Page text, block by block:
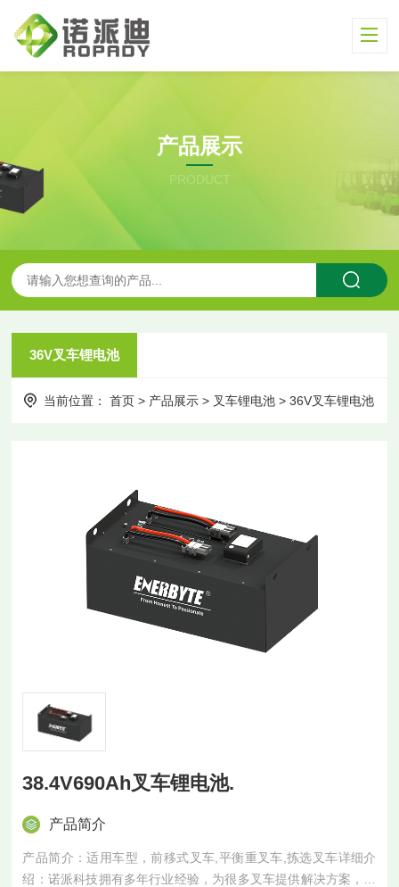
产品展示
PRODUCT
36V叉车锂电池
当前位置：首页 > 产品展示 > 叉车锂电池 >36V叉车锂电池
38.4V690Ah叉车锂电池.
产品简介
产品简介：适用车型，前移式叉车,平衡重叉车,拣选叉车详细介
绍：诺派科技拥有多年行业经验，为很多叉车提供解决方案，锂